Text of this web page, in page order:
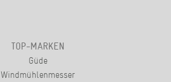
TOP-MARKEN
Güde
Windmühlenmesser